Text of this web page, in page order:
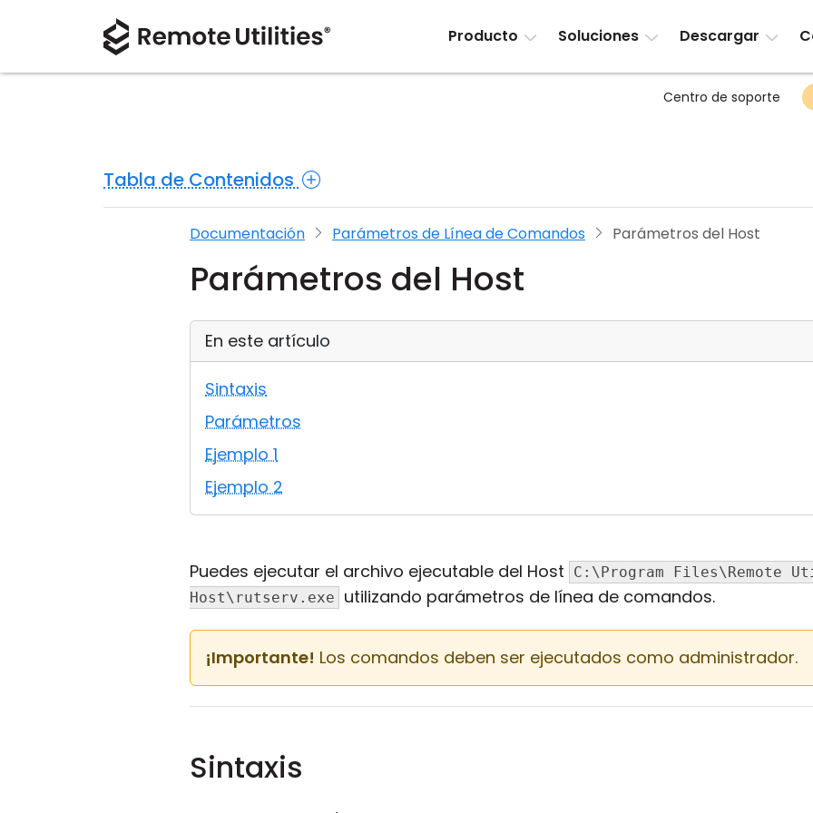
Producto Soluciones Descargar
Centro de soporte
Tabla de Contenidos
Documentación Parámetros de Línea de Comandos Parámetros del Host
Parámetros del Host
En este artículo
Sintaxis
Parámetros
Ejemplo 1
Ejemplo 2
Puedes ejecutar el archivo ejecutable del Host
C:\Program Files\Remote
Host\rutserv.exe
utilizando parámetros de línea de comandos.
¡Importante! Los comandos deben ser ejecutados como administrador.
Sintaxis